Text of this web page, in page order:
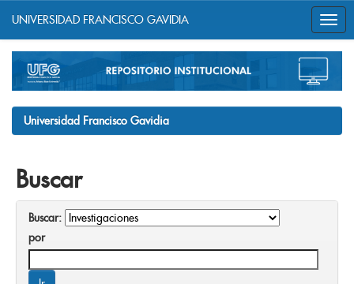
navigation
UNIVERSIDAD FRANCISCO GAVIDIA
Universidad Francisco Gavidia
Buscar
Buscar:
por